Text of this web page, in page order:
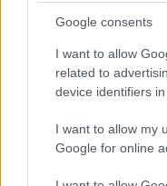
Google consents
I want to allow
related to
device identifiers in
I want to allow my
Google for online
Davide
e
dinamiche
lettori a
marketing;
acquisto.